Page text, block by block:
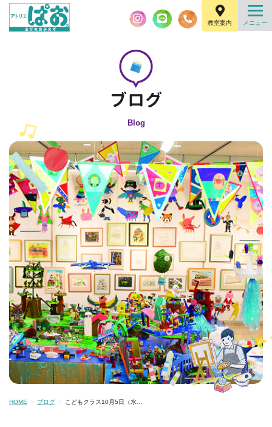
教室案内
Blog
HOME ブログ こどもクラス10月5日（水…